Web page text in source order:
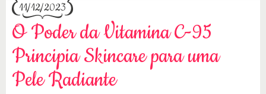
11/12/2023
O Poder da Vitamina C-95
Principia Skincare para uma
Pele Radiante